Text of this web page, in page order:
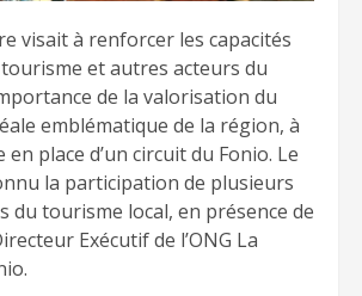
visait à renforcer les capacités
et autres acteurs du
de la valorisation du
emblématique de la région, à
place d’un circuit du Fonio. Le
la participation de plusieurs
du tourisme local, en présence de
Exécutif de l’ONG La